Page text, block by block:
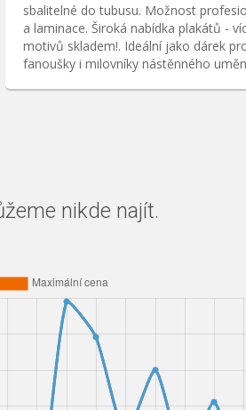
sbalitelné do tubusu. Možnost
a laminace. Široká nabídka plakátů -
motivů skladem!. Ideální jako dárek
fanoušky i milovníky nástěnného
nikde najít.